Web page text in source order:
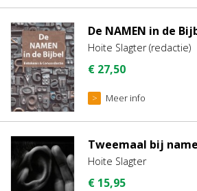
Hoite Slagter (redactie)
€ 27,50
Meer info
Tweemaal bij
Hoite Slagter
€ 15,95